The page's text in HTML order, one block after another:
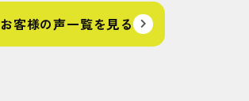
お客様の声一覧を見る